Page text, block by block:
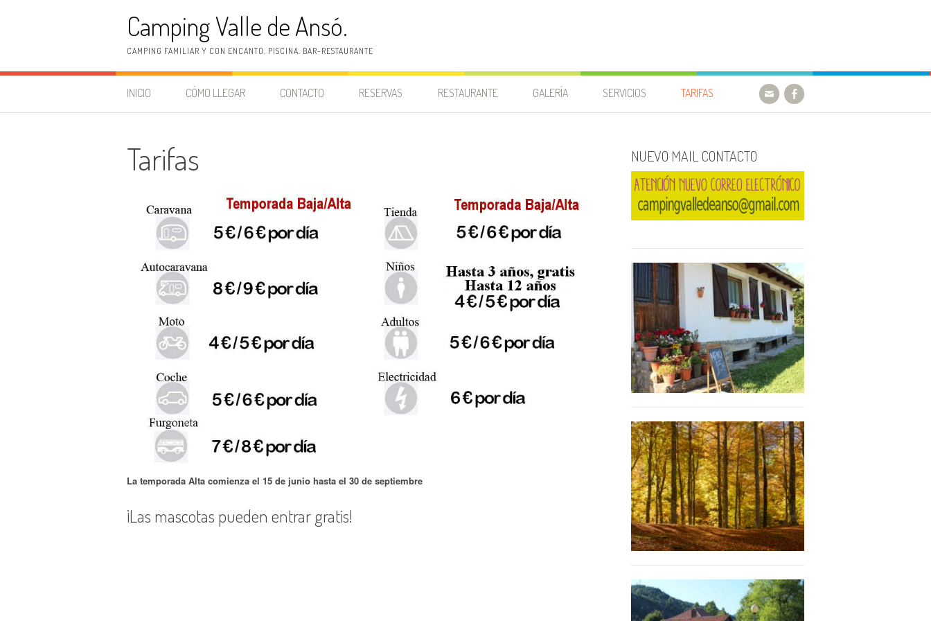
Camping Valle de Ansó.
CAMPING FAMILIAR Y CON ENCANTO. PISCINA. BAR-RESTAURANTE
INICIO CÓMO LLEGAR CONTACTO RESERVAS RESTAURANTE GALERÍA SERVICIOS TARIFAS
Tarifas
La temporada Alta comienza el 15 de junio hasta el 30 de septiembre
¡Las mascotas pueden entrar gratis!
NUEVO MAIL CONTACTO